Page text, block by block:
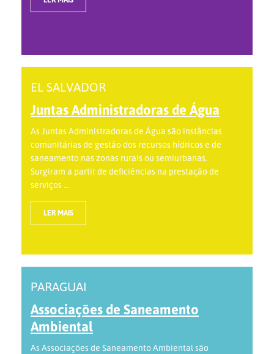
EL SALVADOR
Juntas Administradoras de Água
As Juntas Administradoras de Água são instâncias
comunitárias de gestão dos recursos hídricos e de
saneamento nas zonas rurais ou semiurbanas.
Surgiram a partir de deficiências na prestação de
serviços ...
LER MAIS
PARAGUAI
Associações de Saneamento
Ambiental
As Associações de Saneamento Ambiental são